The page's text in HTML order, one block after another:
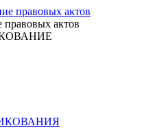
актов